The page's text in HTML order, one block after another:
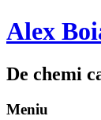
Alex
De chemi
Meniu